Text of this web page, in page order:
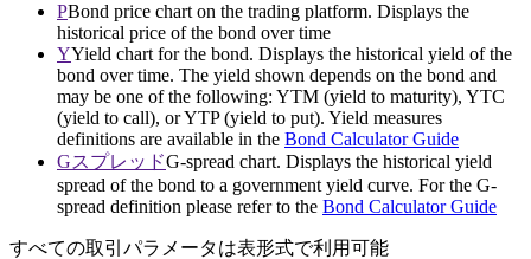
PBond price chart on the trading platform. Displays the
historical price of the bond over time
YYield chart for the bond. Displays the historical yield of the
bond over time. The yield shown depends on the bond and
may be one of the following: YTM (yield to maturity), YTC
(yield to call), or YTP (yield to put). Yield measures
definitions are available in the Bond Calculator Guide
GスプレッドG-spread chart. Displays the historical yield
spread of the bond to a government yield curve. For the G-
spread definition please refer to the Bond Calculator Guide
すべての取引パラメータは表形式で利用可能